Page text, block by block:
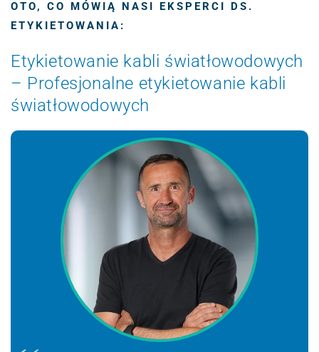
OTO, CO MÓWIĄ NASI EKSPERCI DS.
ETYKIETOWANIA:
Etykietowanie kabli światłowodowych
– Profesjonalne etykietowanie kabli
światłowodowych